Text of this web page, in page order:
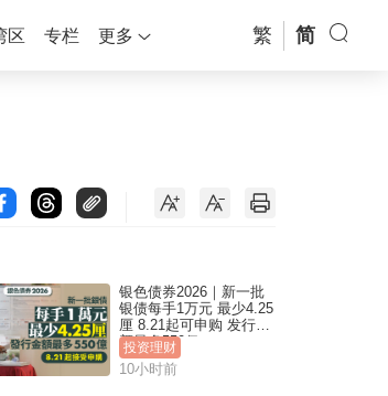
区 专栏 更多 繁 简
银色债券2026｜新一批
银债每手1万元 最少4.25
厘 8.21起可申购 发行金
额最多550亿
投资理财
10小时前